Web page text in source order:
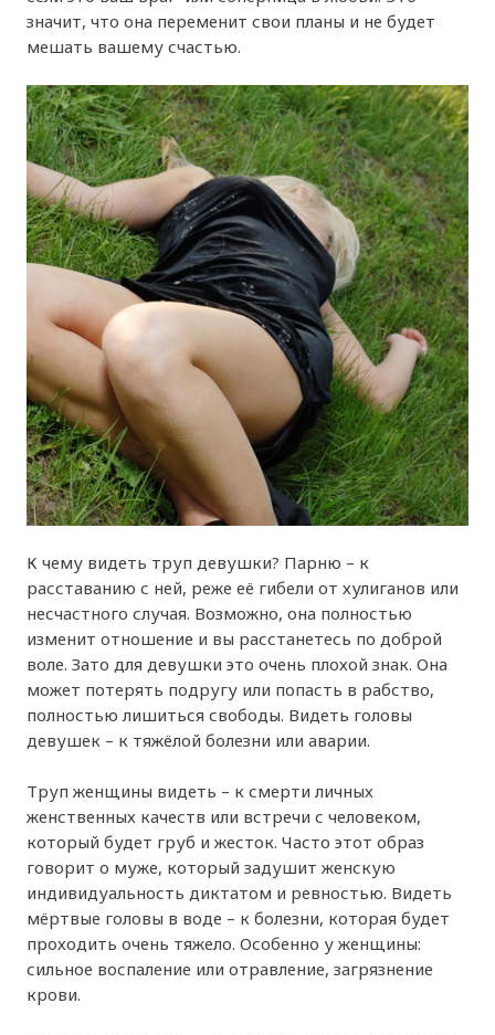
значит, что она переменит свои планы и не будет
мешать вашему счастью.
К чему видеть труп девушки? Парню – к
расставанию с ней, реже её гибели от хулиганов или
несчастного случая. Возможно, она полностью
изменит отношение и вы расстанетесь по доброй
воле. Зато для девушки это очень плохой знак. Она
может потерять подругу или попасть в рабство,
полностью лишиться свободы. Видеть головы
девушек – к тяжёлой болезни или аварии.
Труп женщины видеть – к смерти личных
женственных качеств или встречи с человеком,
который будет груб и жесток. Часто этот образ
говорит о муже, который задушит женскую
индивидуальность диктатом и ревностью. Видеть
мёртвые головы в воде – к болезни, которая будет
проходить очень тяжело. Особенно у женщины:
сильное воспаление или отравление, загрязнение
крови.